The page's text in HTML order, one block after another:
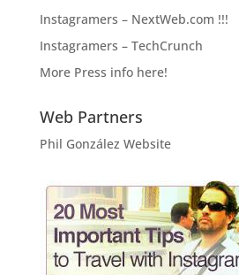
Instagramers – NextWeb.com !!!
Instagramers – TechCrunch
More Press info here!
Web Partners
Phil González Website